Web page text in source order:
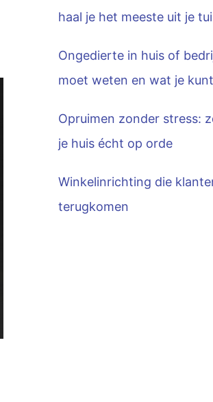
haal je het meeste uit je
Ongedierte in huis of
moet weten en wat je
Opruimen zonder stress:
je huis écht op orde
Winkelinrichting die
terugkomen